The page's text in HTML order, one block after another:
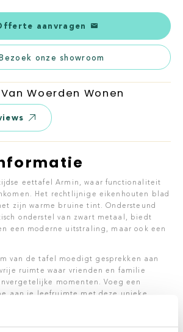
aanvragen
Bezoek onze showroom
Woerden Wonen
eettafel Armin, waar functionaliteit
Het rechtlijnige eikenhouten blad
zijn warme bruine tint. Ondersteund
onderstel van zwart metaal, biedt
een moderne uitstraling, maar ook een
van de tafel moedigt gesprekken aan
ruimte waar vrienden en familie
momenten. Voeg een
aan je leefruimte met deze unieke
en design combineert voor een